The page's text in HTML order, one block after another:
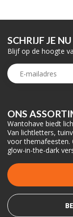
ONS
Wantohave biedt
Van lichtletters,
voor themafeesten.
glow-in-the-dark
SCHRIJF JE
Blijf op de hoogte